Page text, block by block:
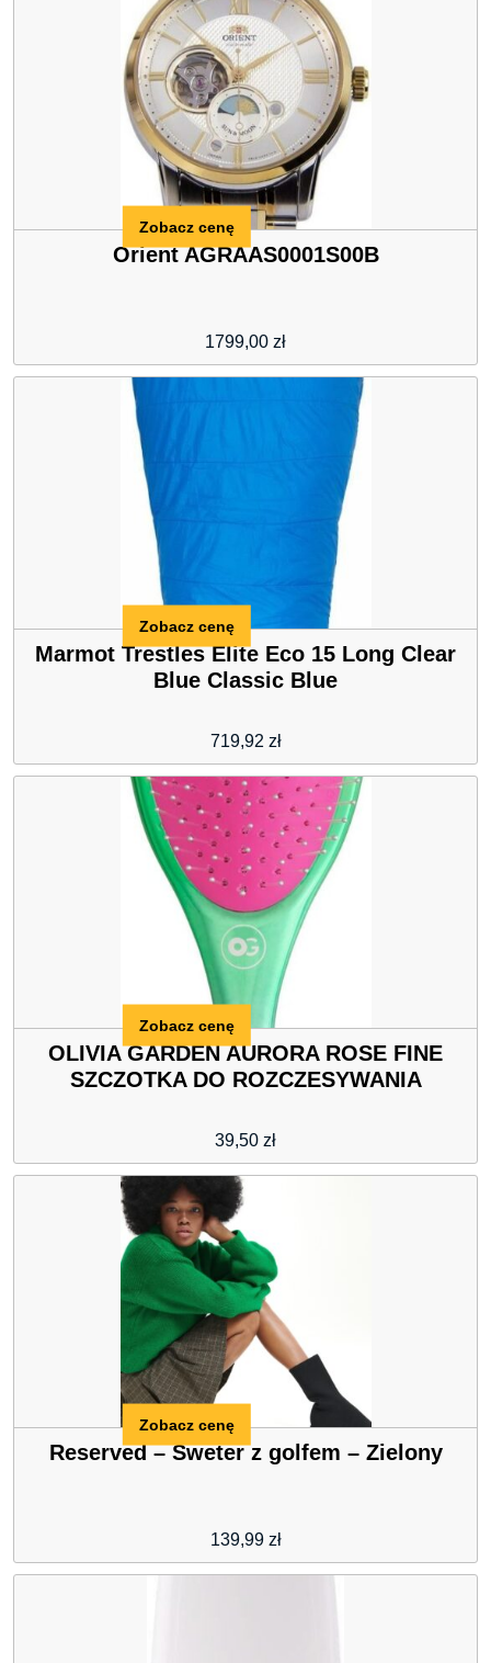
Orient AGRAAS0001S00B
1799,00 zł
Zobacz cenę
Marmot Trestles Elite Eco 15 Long Clear
Blue Classic Blue
719,92 zł
Zobacz cenę
OLIVIA GARDEN AURORA ROSE FINE
SZCZOTKA DO ROZCZESYWANIA
39,50 zł
Zobacz cenę
Reserved – Sweter z golfem – Zielony
139,99 zł
Zobacz cenę